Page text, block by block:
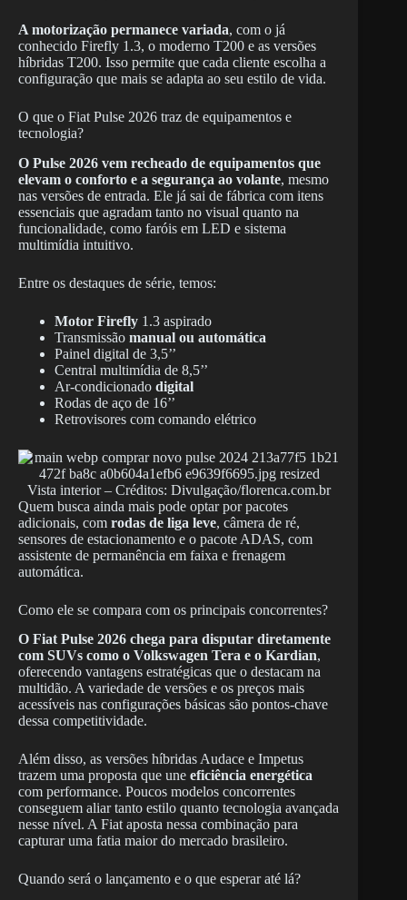
A motorização permanece variada, com o já
conhecido Firefly 1.3, o moderno T200 e as versões
híbridas T200. Isso permite que cada cliente escolha a
configuração que mais se adapta ao seu estilo de vida.
O que o Fiat Pulse 2026 traz de equipamentos e
tecnologia?
O Pulse 2026 vem recheado de equipamentos que
elevam o conforto e a segurança ao volante, mesmo
nas versões de entrada. Ele já sai de fábrica com itens
essenciais que agradam tanto no visual quanto na
funcionalidade, como faróis em LED e sistema
multimídia intuitivo.
Entre os destaques de série, temos:
Motor Firefly 1.3 aspirado
Transmissão manual ou automática
Painel digital de 3,5’’
Central multimídia de 8,5’’
Ar-condicionado digital
Rodas de aço de 16’’
Retrovisores com comando elétrico
Vista interior – Créditos: Divulgação/florenca.com.br
Quem busca ainda mais pode optar por pacotes
adicionais, com rodas de liga leve, câmera de ré,
sensores de estacionamento e o pacote ADAS, com
assistente de permanência em faixa e frenagem
automática.
Como ele se compara com os principais concorrentes?
O Fiat Pulse 2026 chega para disputar diretamente
com SUVs como o Volkswagen Tera e o Kardian,
oferecendo vantagens estratégicas que o destacam na
multidão. A variedade de versões e os preços mais
acessíveis nas configurações básicas são pontos-chave
dessa competitividade.
Além disso, as versões híbridas Audace e Impetus
trazem uma proposta que une eficiência energética
com performance. Poucos modelos concorrentes
conseguem aliar tanto estilo quanto tecnologia avançada
nesse nível. A Fiat aposta nessa combinação para
capturar uma fatia maior do mercado brasileiro.
Quando será o lançamento e o que esperar até lá?